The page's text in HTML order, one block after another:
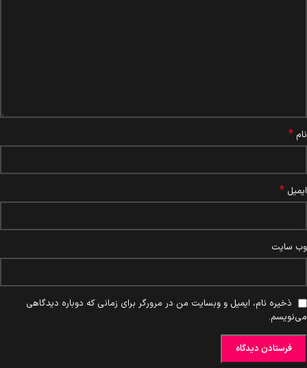
نام *
ایمیل *
وب‌ سایت
ذخیره نام، ایمیل و وبسایت من در مرورگر برای زمانی که دوباره دیدگاهی
می‌نویسم.